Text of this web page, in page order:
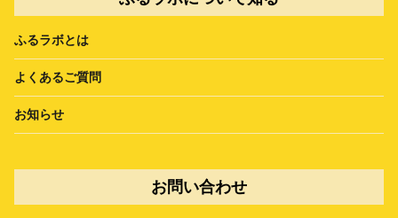
ふるラボとは
よくあるご質問
お知らせ
お問い合わせ